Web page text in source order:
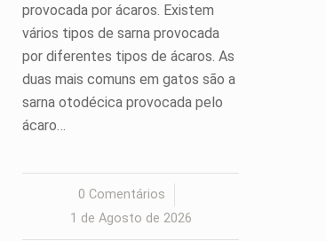
provocada por ácaros. Existem
vários tipos de sarna provocada
por diferentes tipos de ácaros. As
duas mais comuns em gatos são a
sarna otodécica provocada pelo
ácaro…
0 Comentários
/
1 de Agosto de 2026